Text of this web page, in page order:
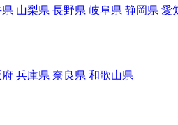
山梨県 長野県 岐阜県 静岡県 愛
府 兵庫県 奈良県 和歌山県